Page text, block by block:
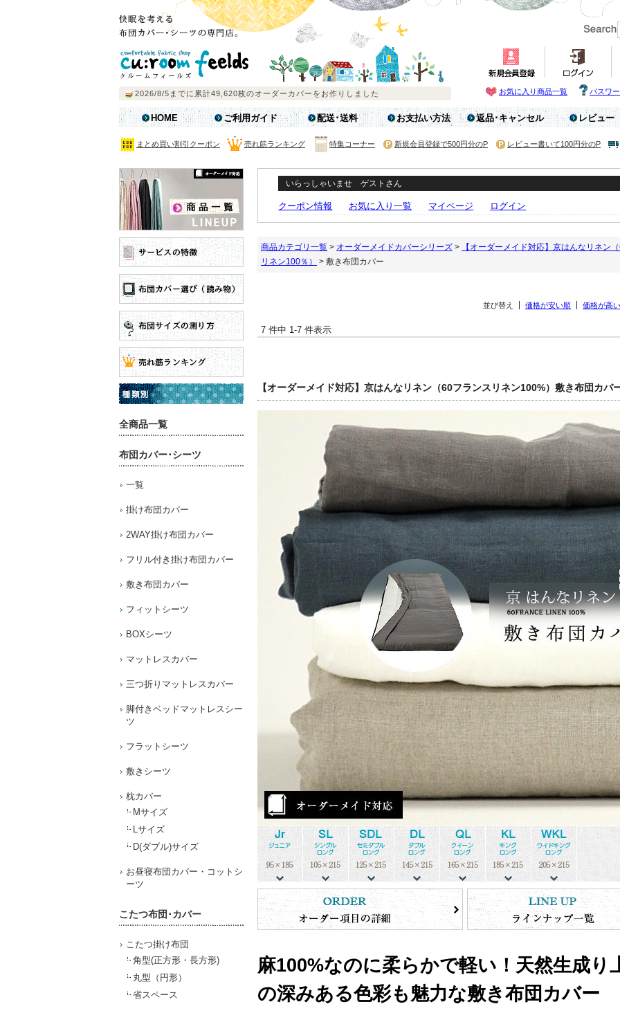
お気に入り商品一覧 パスワ
HOME ご利用ガイド 配送･送料 お支払い方法 返品･キャンセル レビュー
まとめ買い割引クーポン 売れ筋ランキング 特集コーナー 新規会員登録で500円分のP レビュー書いて100円分のP
全商品一覧
布団カバー･シーツ
一覧
掛け布団カバー
2WAY掛け布団カバー
フリル付き掛け布団カバー
敷き布団カバー
フィットシーツ
BOXシーツ
マットレスカバー
三つ折りマットレスカバー
脚付きベッドマットレスシー
ツ
フラットシーツ
敷きシーツ
枕カバー
Mサイズ
Lサイズ
D(ダブル)サイズ
お昼寝布団カバー・コットシ
ーツ
こたつ布団･カバー
こたつ掛け布団
角型(正方形・長方形)
丸型（円形）
省スペース
いらっしゃいませ ゲストさん
クーポン情報 お気に入り一覧 マイページ ログイン
商品カテゴリ一覧 > オーダーメイドカバーシリーズ >
【オーダーメイド対応】京はんなリネン
リネン100％）
> 敷き布団カバー
並び替え 価格が安い順 価格が高
7 件中 1-7 件表示
【オーダーメイド対応】京はんなリネン（60フランスリネン100%）敷き布団カバ
麻100%なのに柔らかで軽い！天然生成り
の深みある色彩も魅力な敷き布団カバー